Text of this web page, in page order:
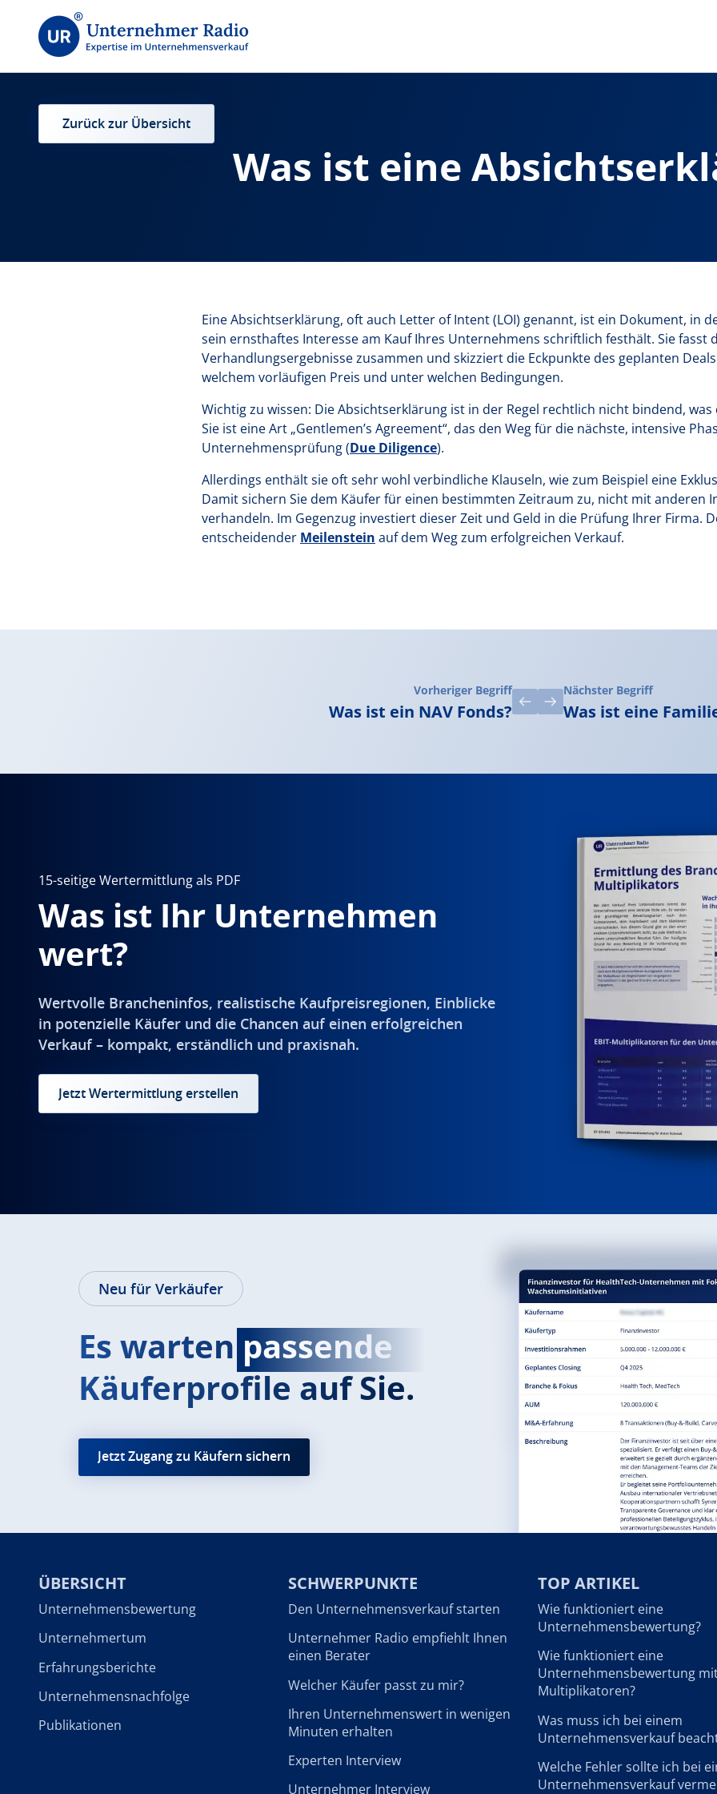
Zurück zur Übersicht
Was ist eine
Eine Absichtserklärung, oft auch Letter of Intent (LOI) genannt, ist ein Dokument, in
sein ernsthaftes Interesse am Kauf Ihres Unternehmens schriftlich festhält. Sie fasst
Verhandlungsergebnisse zusammen und skizziert die Eckpunkte des geplanten
welchem vorläufigen Preis und unter welchen Bedingungen.
Wichtig zu wissen: Die Absichtserklärung ist in der Regel rechtlich nicht bindend,
Sie ist eine Art „Gentlemen’s Agreement“, das den Weg für die nächste, intensive
Unternehmensprüfung (Due Diligence).
Allerdings enthält sie oft sehr wohl verbindliche Klauseln, wie zum Beispiel eine
Damit sichern Sie dem Käufer für einen bestimmten Zeitraum zu, nicht mit anderen
verhandeln. Im Gegenzug investiert dieser Zeit und Geld in die Prüfung Ihrer Firma.
entscheidender Meilenstein auf dem Weg zum erfolgreichen Verkauf.
Vorheriger Begriff
Was ist ein NAV Fonds?
Nächster Begriff
Was ist eine
15-seitige Wertermittlung als PDF
Was ist Ihr Unternehmen
wert?
Wertvolle Brancheninfos, realistische Kaufpreisregionen, Einblicke
in potenzielle Käufer und die Chancen auf einen erfolgreichen
Verkauf – kompakt, erständlich und praxisnah.
Jetzt Wertermittlung erstellen
Neu für Verkäufer
Es warten passende
Käuferprofile auf Sie.
Jetzt Zugang zu Käufern sichern
ÜBERSICHT
Unternehmensbewertung
Unternehmertum
Erfahrungsberichte
Unternehmensnachfolge
Publikationen
SCHWERPUNKTE
Den Unternehmensverkauf starten
Unternehmer Radio empfiehlt Ihnen
einen Berater
Welcher Käufer passt zu mir?
Ihren Unternehmenswert in wenigen
Minuten erhalten
Experten Interview
Unternehmer Interview
TOP ARTIKEL
Wie funktioniert eine
Unternehmensbewertung?
Wie funktioniert eine
Unternehmensbewertung
Multiplikatoren?
Was muss ich bei einem
Unternehmensverkauf
Welche Fehler sollte ich bei
Unternehmensverkauf